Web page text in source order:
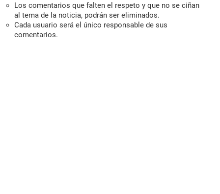
Los comentarios que falten el respeto y que no se ciñan
al tema de la noticia, podrán ser eliminados.
Cada usuario será el único responsable de sus
comentarios.